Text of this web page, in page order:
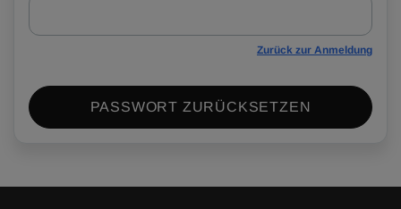
Zurück zur Anmeldung
PASSWORT ZURÜCKSETZEN